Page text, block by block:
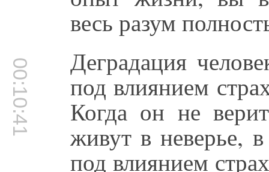
весь разум
00:10:41 Деградация
под влиянием
Когда он не
живут в неверье,
под влиянием